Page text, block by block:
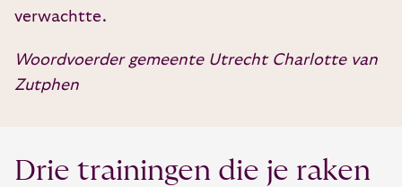
verwachtte.
Woordvoerder gemeente Utrecht Charlotte van
Zutphen
Drie trainingen die je raken